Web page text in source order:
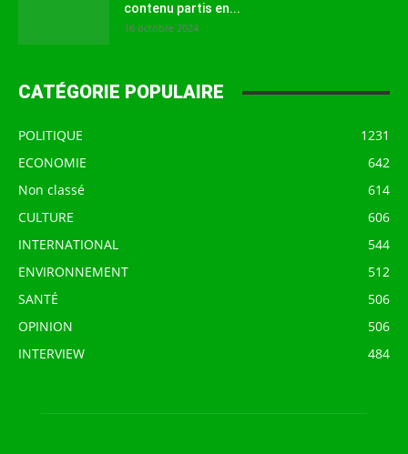
contenu partis en...
16 octobre 2024
CATÉGORIE POPULAIRE
POLITIQUE
1231
ECONOMIE
642
Non classé
614
CULTURE
606
INTERNATIONAL
544
ENVIRONNEMENT
512
SANTÉ
506
OPINION
506
INTERVIEW
484